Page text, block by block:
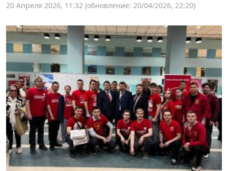
20 Апреля 2026, 11:32 (обновление: 20/04/2026, 22:20)